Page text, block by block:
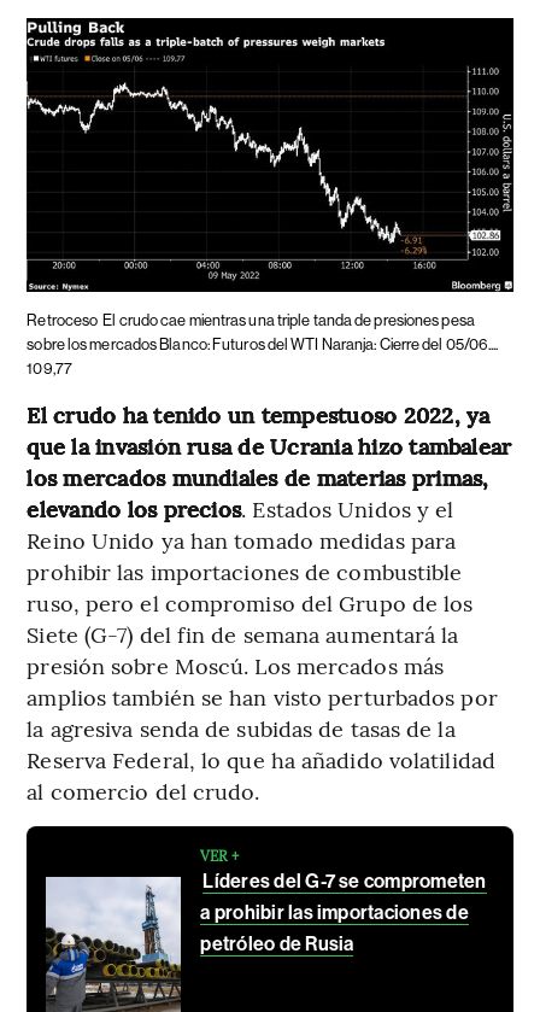
Retroceso El crudo cae mientras una triple tanda de presiones pesa
sobre los mercados Blanco: Futuros del WTI Naranja: Cierre del 05/06....
109,77
El crudo ha tenido un tempestuoso 2022, ya
que la invasión rusa de Ucrania hizo tambalear
los mercados mundiales de materias primas,
elevando los precios. Estados Unidos y el
Reino Unido ya han tomado medidas para
prohibir las importaciones de combustible
ruso, pero el compromiso del Grupo de los
Siete (G-7) del fin de semana aumentará la
presión sobre Moscú. Los mercados más
amplios también se han visto perturbados por
la agresiva senda de subidas de tasas de la
Reserva Federal, lo que ha añadido volatilidad
al comercio del crudo.
VER +
Líderes del G-7 se comprometen
a prohibir las importaciones de
petróleo de Rusia